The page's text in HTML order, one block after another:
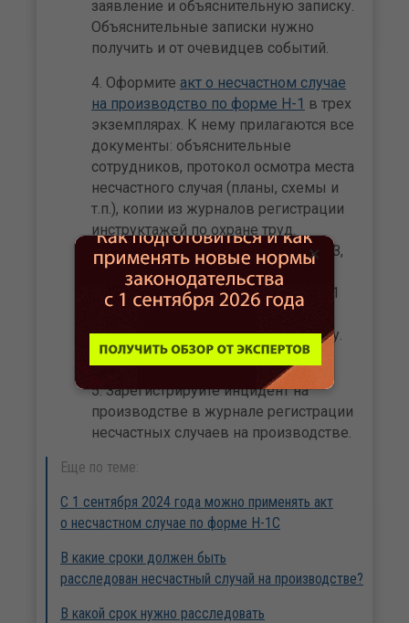
заявление и объяснительную записку.
Объяснительные записки нужно
получить и от очевидцев событий.
Оформите акт о несчастном случае
на производство по форме Н-1 в трех
экземплярах. К нему прилагаются все
документы: объяснительные
сотрудников, протокол осмотра места
несчастного случая (планы, схемы и
т.п.), копии из журналов регистрации
инструктажей по охране труд.
Если на предприятии выдаются СИЗ,
эти документы тоже понадобятся.
Один экземпляр оригинала акта Н-1
остается в организации. Второй
оригинал вручается пострадавшему.
Третий направляется в СФР.
Зарегистрируйте инцидент на
производстве в журнале регистрации
несчастных случаев на производстве.
Еще по теме:
С 1 сентября 2024 года можно применять акт
о несчастном случае по форме Н-1С
В какие сроки должен быть
расследован несчастный случай на производстве?
В какой срок нужно расследовать
×